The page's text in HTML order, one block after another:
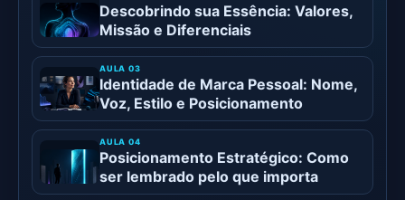
Descobrindo sua Essência: Valores,
Missão e Diferenciais
Identidade de Marca Pessoal: Nome,
Voz, Estilo e Posicionamento
Posicionamento Estratégico: Como
ser lembrado pelo que importa